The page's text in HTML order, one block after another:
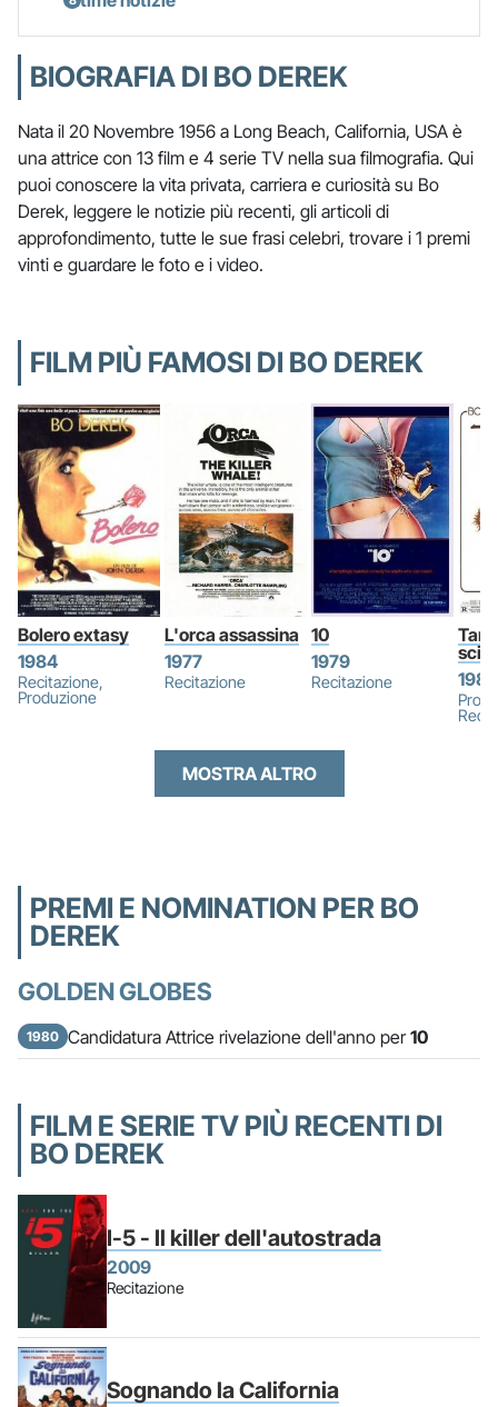
BIOGRAFIA DI BO DEREK
Nata il 20 Novembre 1956 a Long Beach, California, USA è
una attrice con 13 film e 4 serie TV nella sua filmografia. Qui
puoi conoscere la vita privata, carriera e curiosità su Bo
Derek, leggere le notizie più recenti, gli articoli di
approfondimento, tutte le sue frasi celebri, trovare i 1 premi
vinti e guardare le foto e i video.
FILM PIÙ FAMOSI DI BO DEREK
Bolero extasy
1984
Recitazione,
Produzione
L'orca assassina
1977
Recitazione
10
1979
Recitazione
1981
MOSTRA ALTRO
PREMI E NOMINATION PER BO
DEREK
GOLDEN GLOBES
1980 Candidatura Attrice rivelazione dell'anno per10
FILM E SERIE TV PIÙ RECENTI DI
BO DEREK
I-5 - Il killer dell'autostrada
2009
Recitazione
Sognando la California